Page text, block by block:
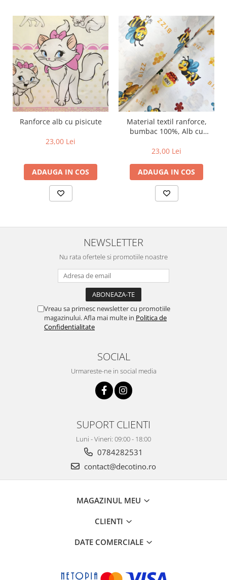
Ranforce alb cu pisicute
23,00 Lei
ADAUGA IN COS
Material textil ranforce,
bumbac 100%, Alb cu
23,00 Lei
ADAUGA IN COS
NEWSLETTER
Nu rata ofertele si promotiile noastre
Vreau sa primesc newsletter cu promotiile
magazinului. Afla mai multe in Politica de
Confidentialitate
SOCIAL
Urmareste-ne in social media
SUPORT CLIENTI
Luni - Vineri: 09:00 - 18:00
0784282531
contact@decotino.ro
MAGAZINUL MEU
CLIENTI
DATE COMERCIALE